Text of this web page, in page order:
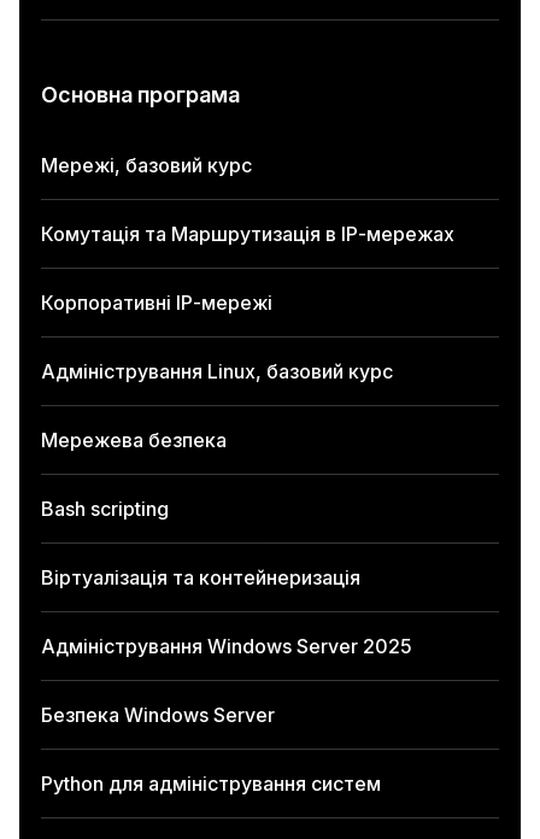
Основна програма
Мережі, базовий курс
Комутація та Маршрутизація в ІР-мережах
Корпоративні ІР-мережі
Адміністрування Linux, базовий курс
Мережева безпека
Bash scripting
Віртуалізація та контейнеризація
Адміністрування Windows Server 2025
Безпека Windows Server
Python для адміністрування систем